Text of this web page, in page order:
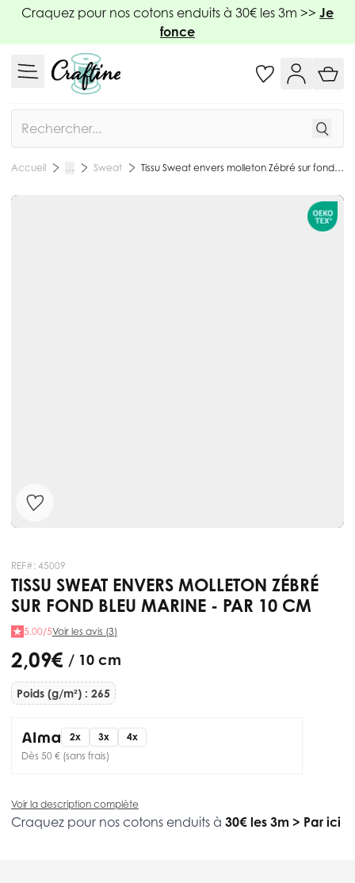
Allez au contenu
Craquez pour nos cotons enduits à 30€ les 3m >> Je
fonce
Accueil … Sweat Tissu Sweat envers molleton Zébré sur fond Bleu marine - Par 10 cm
REF#: 45009
TISSU SWEAT ENVERS MOLLETON ZÉBRÉ
SUR FOND BLEU MARINE - PAR 10 CM
5.00/5Voir les avis (3)
2,09 € / 10 cm
Poids (g/m²) : 265
2x 3x
4x
Dès 50 € (sans frais)
Voir la description complète
Craquez pour nos cotons enduits à 30€ les 3m > Par ici